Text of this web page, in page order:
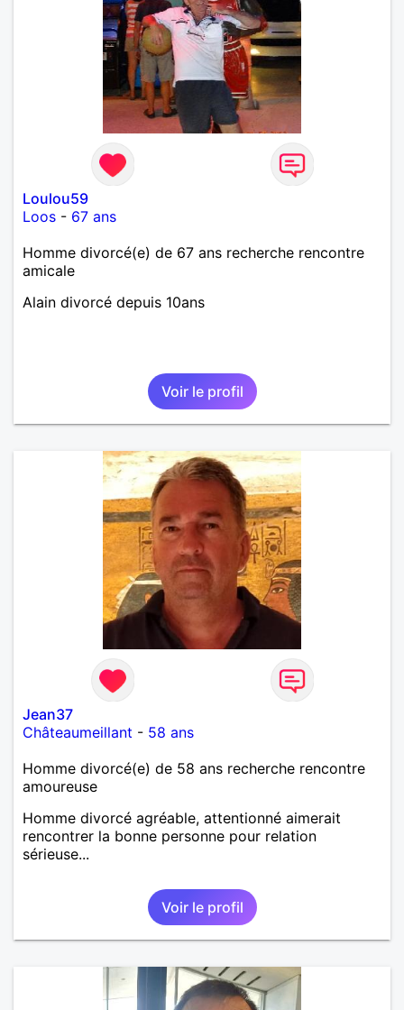
Loulou59
Loos - 67 ans
Homme divorcé(e) de 67 ans recherche rencontre
amicale
Alain divorcé depuis 10ans
Voir le profil
Jean37
Châteaumeillant - 58 ans
Homme divorcé(e) de 58 ans recherche rencontre
amoureuse
Homme divorcé agréable, attentionné aimerait
rencontrer la bonne personne pour relation
sérieuse...
Voir le profil